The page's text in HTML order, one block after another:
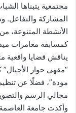
مجتمعية يتبناها
المشاركة والتفاعل.
الأنشطة المتنوعة،
كمسابقة مغامرات
يناقش قضايا واقعية
“مقهى حوار
مودة”، فضلًا عن
مجالي الرسم
وأكدت جامعة